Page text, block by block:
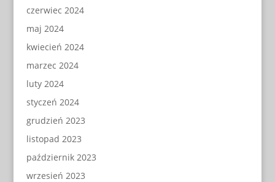
czerwiec 2024
maj 2024
kwiecień 2024
marzec 2024
luty 2024
styczeń 2024
grudzień 2023
listopad 2023
październik 2023
wrzesień 2023